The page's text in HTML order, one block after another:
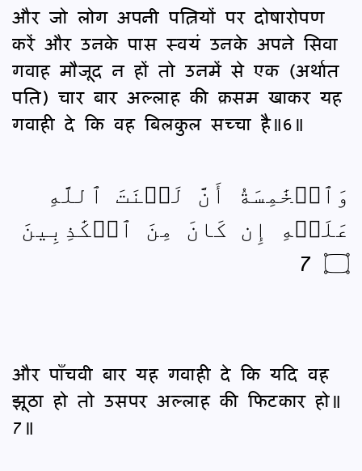
और जो लोग अपनी पत्नियों पर दोषारोपण
करें और उनके पास स्वयं उनके अपने सिवा
गवाह मौजूद न हों तो उनमें से एक (अर्थात
पति) चार बार अल्लाह की क़सम खाकर यह
गवाही दे कि वह बिलकुल सच्चा है॥6॥
وَٱلۡخَٰمِسَةُ أَنَّ لَعۡنَتَ ٱللَّهِ
عَلَيۡهِ إِن كَانَ مِنَ ٱلۡكَٰذِبِينَ
۝ 7
और पाँचवी बार यह गवाही दे कि यदि वह
झूठा हो तो उसपर अल्लाह की फिटकार हो॥
7॥